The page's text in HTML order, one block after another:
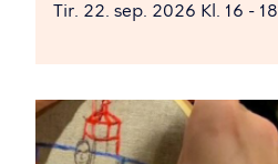
Tir. 22. sep. 2026 Kl. 16 - 18